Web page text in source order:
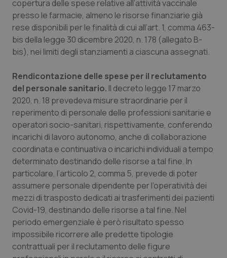
Salute orale & impianti
Sangue & coagulazione
Tumore al seno
Tumore ovarico
Tumori del Polmone & Testa Collo
Tumori gastrointestinali
Ulcera & Reflusso
Vaccini
copertura delle spese relative all’attività vaccinale
presso le farmacie, almeno le risorse finanziarie già
rese disponibili per le finalità di cui all’art. 1, comma 463-
bis della legge 30 dicembre 2020, n. 178 (allegato B-
bis), nei limiti degli stanziamenti a ciascuna assegnati.
Rendicontazione delle spese per il reclutamento
del personale sanitario. Il decreto legge 17 marzo
2020, n. 18 prevedeva misure straordinarie per il
reperimento di personale delle professioni sanitarie e
operatori socio-sanitari, rispettivamente, conferendo
incarichi di lavoro autonomo, anche di collaborazione
coordinata e continuativa o incarichi individuali a tempo
determinato destinando delle risorse a tal fine. In
particolare, l’articolo 2, comma 5, prevede di poter
assumere personale dipendente per l’operatività dei
mezzi di trasposto dedicati ai trasferimenti dei pazienti
Covid-19, destinando delle risorse a tal fine. Nel
periodo emergenziale è però risultato spesso
impossibile ricorrere alle predette tipologie
contrattuali per il reclutamento delle figure